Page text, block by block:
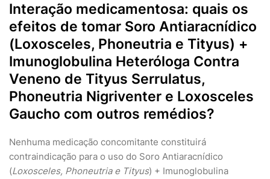
Interação medicamentosa: quais os
efeitos de tomar Soro Antiaracnídico
(Loxosceles, Phoneutria e Tityus) +
Imunoglobulina Heteróloga Contra
Veneno de Tityus Serrulatus,
Phoneutria Nigriventer e Loxosceles
Gaucho com outros remédios?
Nenhuma medicação concomitante constituirá
contraindicação para o uso do Soro Antiaracnídico
(Loxosceles, Phoneutria e Tityus) + Imunoglobulina